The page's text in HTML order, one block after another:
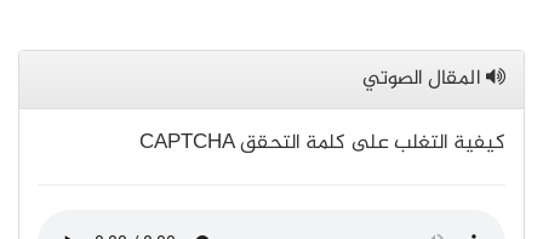
المقال الصوتي
كيفية التغلب على كلمة التحقق CAPTCHA